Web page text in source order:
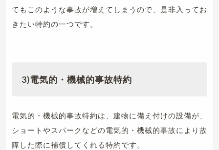
てもこのような事故が増えてしまうので、是非入ってお
きたい特約の一つです。
3)電気的・機械的事故特約
電気的・機械的事故特約は、建物に備え付けの設備が、
ショートやスパークなどの電気的・機械的事故により故
障した際に補償してくれる特約です。